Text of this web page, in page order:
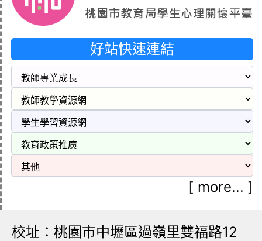
好站快速連結
[ more... ]
校址：桃園市中壢區過嶺里雙福路12